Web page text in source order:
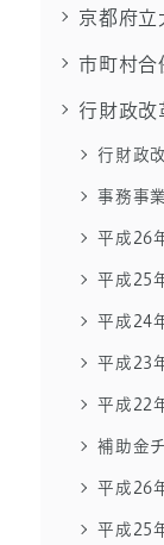
京都府立
市町村合
行財政改
行財政
事務事
平成26
平成25
平成24
平成23
平成22
補助金
平成26
平成25